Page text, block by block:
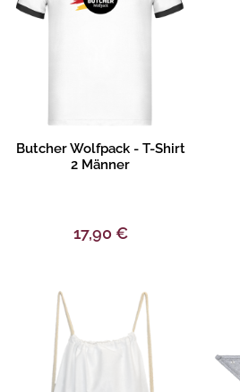
Produktbeschreibung
Butcher Wolfpack - T-Shirt
2 Männer
17,90 €